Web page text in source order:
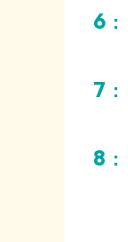
6 ：
7 ：
8 ：